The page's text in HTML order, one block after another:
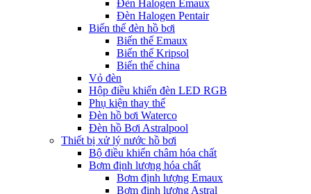
Đèn Halogen Emaux
Đèn Halogen Pentair
Biến thế đèn hồ bơi
Biến thế Emaux
Biến thế Kripsol
Biến thế china
Vỏ đèn
Hộp điều khiển đèn LED RGB
Phụ kiện thay thế
Đèn hồ bơi Waterco
Đèn hồ Bơi Astralpool
Thiết bị xử lý nước hồ bơi
Bộ điều khiển châm hóa chất
Bơm định lượng hóa chất
Bơm định lượng Emaux
Bơm định lượng Astral